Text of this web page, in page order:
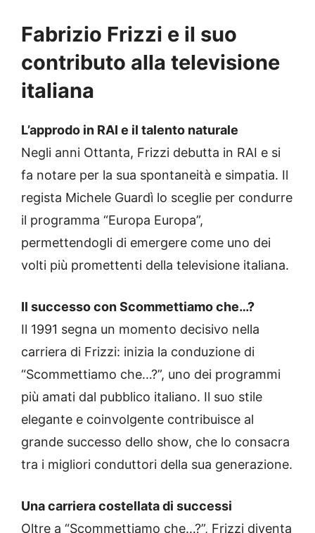
Fabrizio Frizzi e il suo
contributo alla televisione
italiana
L’approdo in RAI e il talento naturale
Negli anni Ottanta, Frizzi debutta in RAI e si
fa notare per la sua spontaneità e simpatia. Il
regista Michele Guardì lo sceglie per condurre
il programma “Europa Europa”,
permettendogli di emergere come uno dei
volti più promettenti della televisione italiana.
Il successo con Scommettiamo che…?
Il 1991 segna un momento decisivo nella
carriera di Frizzi: inizia la conduzione di
“Scommettiamo che…?”, uno dei programmi
più amati dal pubblico italiano. Il suo stile
elegante e coinvolgente contribuisce al
grande successo dello show, che lo consacra
tra i migliori conduttori della sua generazione.
Una carriera costellata di successi
Oltre a “Scommettiamo che…?”, Frizzi diventa